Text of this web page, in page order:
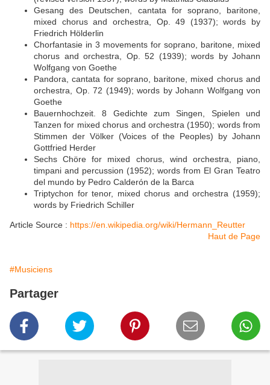
Gesang des Deutschen, cantata for soprano, baritone,
mixed chorus and orchestra, Op. 49 (1937); words by
Friedrich Hölderlin
Chorfantasie in 3 movements for soprano, baritone, mixed
chorus and orchestra, Op. 52 (1939); words by Johann
Wolfgang von Goethe
Pandora, cantata for soprano, baritone, mixed chorus and
orchestra, Op. 72 (1949); words by Johann Wolfgang von
Goethe
Bauernhochzeit. 8 Gedichte zum Singen, Spielen und
Tanzen for mixed chorus and orchestra (1950); words from
Stimmen der Völker (Voices of the Peoples) by Johann
Gottfried Herder
Sechs Chöre for mixed chorus, wind orchestra, piano,
timpani and percussion (1952); words from El Gran Teatro
del mundo by Pedro Calderón de la Barca
Triptychon for tenor, mixed chorus and orchestra (1959);
words by Friedrich Schiller
Article Source : https://en.wikipedia.org/wiki/Hermann_Reutter
Haut de Page
#Musiciens
Partager